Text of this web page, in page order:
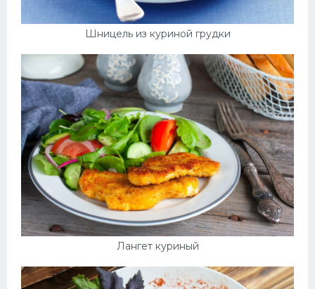
Шницель из куриной грудки
Лангет куриный